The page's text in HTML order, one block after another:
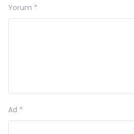
Yorum *
Ad *